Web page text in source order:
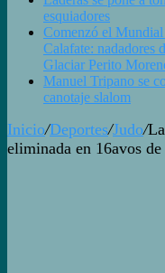
esquiadores
Comenzó el
Calafate: nadadores
Glaciar Perito
Manuel Tripano se
canotaje slalom
Inicio/Deportes/Judo/
eliminada en 16avos